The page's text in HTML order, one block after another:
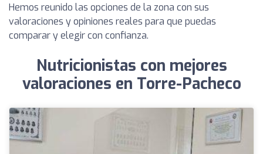
Hemos reunido las opciones de la zona con sus
valoraciones y opiniones reales para que puedas
comparar y elegir con confianza.
Nutricionistas con mejores
valoraciones en Torre-Pacheco